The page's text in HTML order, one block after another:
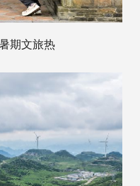
期文旅热